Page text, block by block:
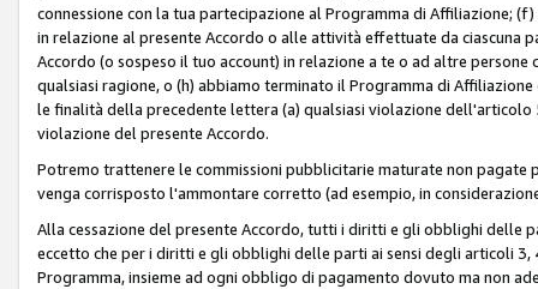
connessione con la tua partecipazione al Programma di Affiliazione;
in relazione al presente Accordo o alle attività effettuate da ciascuna
Accordo (o sospeso il tuo account) in relazione a te o ad altre
qualsiasi ragione, o (h) abbiamo terminato il Programma di
le finalità della precedente lettera (a) qualsiasi violazione
violazione del presente Accordo.
Potremo trattenere le commissioni pubblicitarie maturate non
venga corrisposto l'ammontare corretto (ad esempio, in
Alla cessazione del presente Accordo, tutti i diritti e gli obblighi delle
eccetto che per i diritti e gli obblighi delle parti ai sensi degli articoli
Programma, insieme ad ogni obbligo di pagamento dovuto ma non